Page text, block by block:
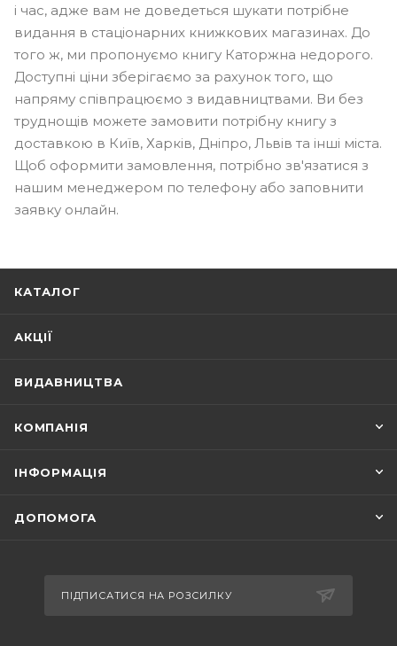
і час, адже вам не доведеться шукати потрібне
видання в стаціонарних книжкових магазинах. До
того ж, ми пропонуємо книгу Каторжна недорого.
Доступні ціни зберігаємо за рахунок того, що
напряму співпрацюємо з видавництвами. Ви без
труднощів можете замовити потрібну книгу з
доставкою в Київ, Харків, Дніпро, Львів та інші міста.
Щоб оформити замовлення, потрібно зв'язатися з
нашим менеджером по телефону або заповнити
заявку онлайн.
КАТАЛОГ
АКЦІЇ
ВИДАВНИЦТВА
КОМПАНІЯ
ІНФОРМАЦІЯ
ДОПОМОГА
ПІДПИСАТИСЯ НА РОЗСИЛКУ